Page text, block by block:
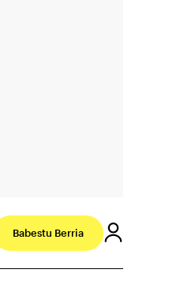
Babestu Berria